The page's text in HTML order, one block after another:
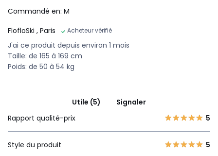
Commandé en: M
FlofloSki , Paris Acheteur vérifié
J'ai ce produit depuis environ 1 mois
Taille: de 165 à 169 cm
Poids: de 50 à 54 kg
Utile (5)
Signaler
Rapport qualité-prix
5
Style du produit 5